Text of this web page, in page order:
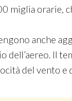
miglia orarie,
anche
dell’aereo. Il
del vento